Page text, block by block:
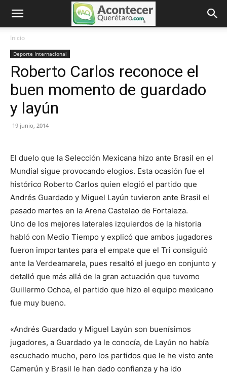
Inicio
Deporte Internacional
Roberto Carlos reconoce el
buen momento de guardado
y layún
19 junio, 2014
El duelo que la Selección Mexicana hizo ante Brasil en el
Mundial sigue provocando elogios. Esta ocasión fue el
histórico Roberto Carlos quien elogió el partido que
Andrés Guardado y Miguel Layún tuvieron ante Brasil el
pasado martes en la Arena Castelao de Fortaleza.
Uno de los mejores laterales izquierdos de la historia
habló con Medio Tiempo y explicó que ambos jugadores
fueron importantes para el empate que el Tri consiguió
ante la Verdeamarela, pues resaltó el juego en conjunto y
detalló que más allá de la gran actuación que tuvomo
Guillermo Ochoa, el partido que hizo el equipo mexicano
fue muy bueno.
«Andrés Guardado y Miguel Layún son buenísimos
jugadores, a Guardado ya le conocía, de Layún no había
escuchado mucho, pero los partidos que le he visto ante
Camerún y Brasil le han dado confianza y ha ido